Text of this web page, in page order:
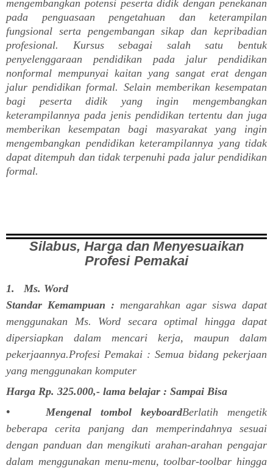
mengembangkan potensi peserta didik dengan penekanan
pada penguasaan pengetahuan dan keterampilan
fungsional serta pengembangan sikap dan kepribadian
profesional. Kursus sebagai salah satu bentuk
penyelenggaraan pendidikan pada jalur pendidikan
nonformal mempunyai kaitan yang sangat erat dengan
jalur pendidikan formal. Selain memberikan kesempatan
bagi peserta didik yang ingin mengembangkan
keterampilannya pada jenis pendidikan tertentu dan juga
memberikan kesempatan bagi masyarakat yang ingin
mengembangkan pendidikan keterampilannya yang tidak
dapat ditempuh dan tidak terpenuhi pada jalur pendidikan
formal.
Silabus, Harga dan Menyesuaikan
Profesi Pemakai
1. Ms. Word
Standar Kemampuan : mengarahkan agar siswa dapat
menggunakan Ms. Word secara optimal hingga dapat
dipersiapkan dalam mencari kerja, maupun dalam
pekerjaannya.Profesi Pemakai : Semua bidang pekerjaan
yang menggunakan komputer
Harga Rp. 325.000,- lama belajar : Sampai Bisa
• Mengenal tombol keyboardBerlatih mengetik
beberapa cerita panjang dan memperindahnya sesuai
dengan panduan dan mengikuti arahan-arahan pengajar
dalam menggunakan menu-menu, toolbar-toolbar hingga